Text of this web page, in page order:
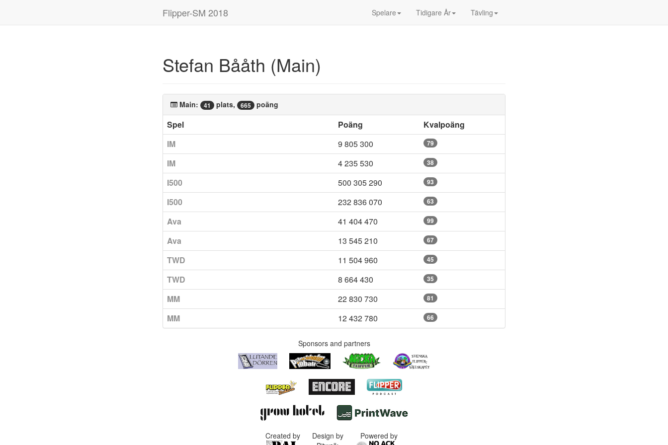
Flipper-SM 2018 Spelare Tidigare År Tävling
Stefan Bååth (Main)
Main: 41 plats, 665 poäng
Spel Poäng
Kvalpoäng
IM
9 805 300 79
IM 4 235 530 38
I500 500 305 290 93
I500 232 836 070 63
Ava 41 404 470 99
Ava 13 545 210 67
TWD 11 504 960 45
TWD 8 664 430 35
MM 22 830 730 81
MM 12 432 780 66
Sponsors and partners
Created by
Design by
Powered by